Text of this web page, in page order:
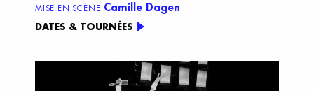
MISE EN SCÈNE Camille Dagen
DATES & TOURNÉES